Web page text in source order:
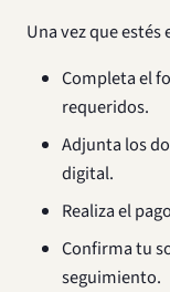
Una vez que estés
Completa el
requeridos.
Adjunta los
digital.
Realiza el
Confirma tu
seguimiento.